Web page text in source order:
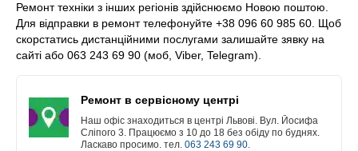
Ремонт техніки з інших регіонів здійснюємо Новою поштою.
Для відправки в ремонт телефонуйте +38 096 60 985 60. Щоб
скорстатись дистанційними послугами залишайте зявку на
сайті або 063 243 69 90 (моб, Viber, Telegram).
Ремонт в сервісному центрі
Наш офіс знаходиться в центрі Львові. Вул. Йосифа
Сліпого 3. Працюємо з 10 до 18 без обіду по буднях.
Ласкаво просимо. тел. 063 243 69 90.